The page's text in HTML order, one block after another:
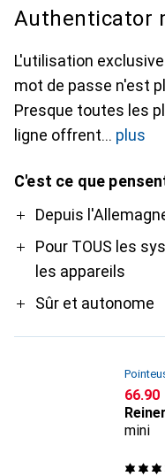
Authenticator
L'utilisation
mot de passe n'est
Presque toutes les
ligne offrent
plus
C'est ce que
ProDepuis
Pour TOUS les
les appareils
Sûr et autonome
CHF
66.90
mini